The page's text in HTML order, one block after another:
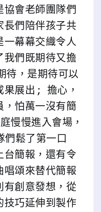
會老師團隊們
長們陪伴孩子共
一幕幕交織令人
我們既期待又擔
待，是期待可以
果展出 ; 擔心，
，怕萬一沒有簡
慢慢進入會場，
們鬆了第一口
台簡報，還有令
唱頌來替代簡報
有創意發想，從
技巧延伸到製作